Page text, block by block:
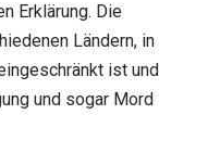
Erklärung. Die
Ländern, in
ist und
und sogar Mord